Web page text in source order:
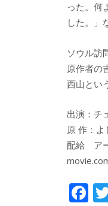
った。何
した。」
ソウル訪
原作者の
西山とい
出演：チ
原 作：
配給 ア
F